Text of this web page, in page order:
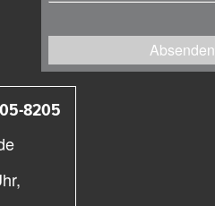
Absenden
8205